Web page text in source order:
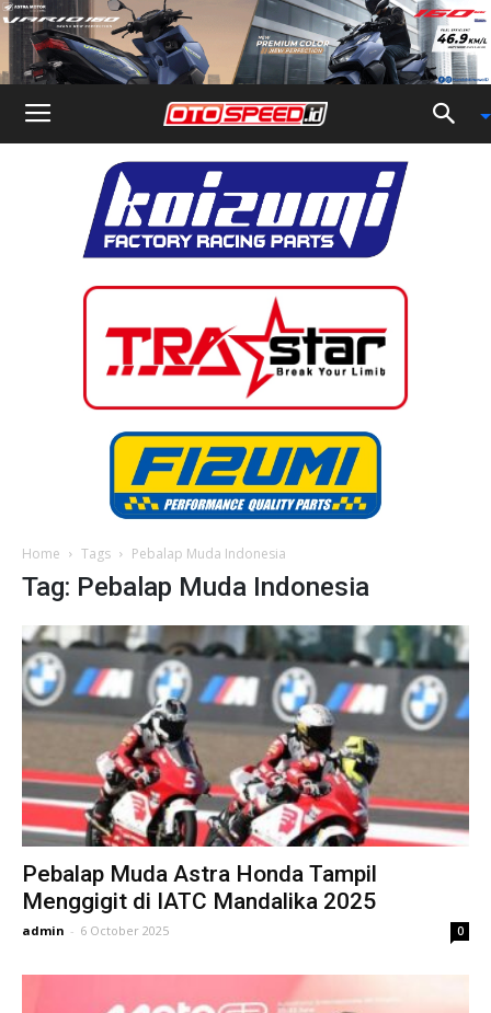
Home Tags Pebalap Muda Indonesia
Tag: Pebalap Muda Indonesia
Pebalap Muda Astra Honda Tampil
Menggigit di IATC Mandalika 2025
admin - 6 October 2025 0